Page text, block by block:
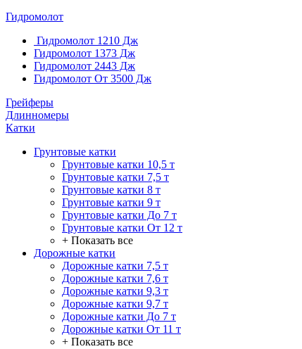
Гидромолот
Гидромолот 1210 Дж
Гидромолот 1373 Дж
Гидромолот 2443 Дж
Гидромолот От 3500 Дж
Грейферы
Длинномеры
Катки
Грунтовые катки
Грунтовые катки 10,5 т
Грунтовые катки 7,5 т
Грунтовые катки 8 т
Грунтовые катки 9 т
Грунтовые катки До 7 т
Грунтовые катки От 12 т
+ Показать все
Дорожные катки
Дорожные катки 7,5 т
Дорожные катки 7,6 т
Дорожные катки 9,3 т
Дорожные катки 9,7 т
Дорожные катки До 7 т
Дорожные катки От 11 т
+ Показать все